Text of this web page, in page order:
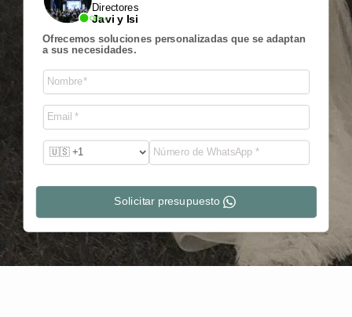
Online
Directores
Javi y Isi
Ofrecemos soluciones personalizadas que se adaptan
a sus necesidades.
Solicitar presupuesto